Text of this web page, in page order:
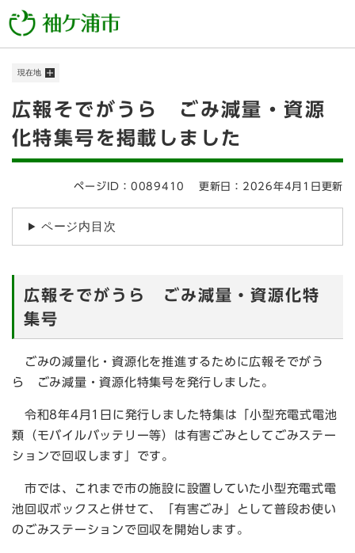
ー
メニューを飛ばして本文へ
現在地
本
文
広報そでがうら ごみ減量・資源
化特集号を掲載しました
ページID：0089410 更新日：2026年4月1日更新
ページ内目次
広報そでがうら ごみ減量・資源化特
集号
ごみの減量化・資源化を推進するために広報そでがう
ら ごみ減量・資源化特集号を発行しました。
令和8年4月1日に発行しました特集は「小型充電式電池
類（モバイルバッテリー等）は有害ごみとしてごみステー
ションで回収します」です。
市では、これまで市の施設に設置していた小型充電式電
池回収ボックスと併せて、「有害ごみ」として普段お使い
のごみステーションで回収を開始します。